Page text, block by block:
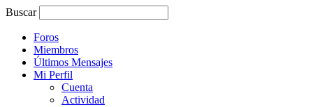
Buscar
Foros
Miembros
Últimos Mensajes
Mi Perfil
Cuenta
Actividad